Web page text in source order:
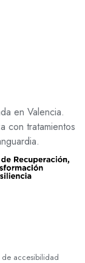
en Valencia.
con tratamientos
accesibilidad